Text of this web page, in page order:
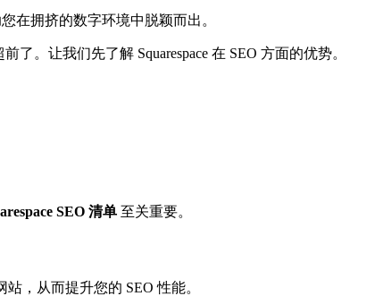
在拥挤的数字环境中脱颖而出。
。让我们先了解 Squarespace 在 SEO 方面的优势。
SEO 清单 至关重要。
，从而提升您的 SEO 性能。